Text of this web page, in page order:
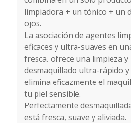
limpiadora + un tónico + un
ojos.
La asociación de agentes
eficaces y ultra-suaves en
fresca, ofrece una limpieza y
desmaquillado ultra-rápido
elimina eficazmente el
tu piel sensible.
Perfectamente
está fresca, suave y aliviada.